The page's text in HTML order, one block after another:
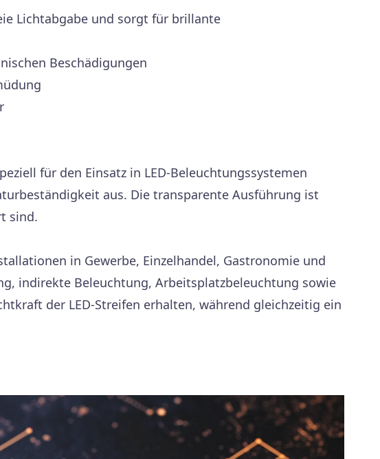
Lichtabgabe und sorgt für brillante
Beschädigungen
für den Einsatz in LED-Beleuchtungssystemen
aus. Die transparente Ausführung ist
sind.
in Gewerbe, Einzelhandel, Gastronomie und
indirekte Beleuchtung, Arbeitsplatzbeleuchtung sowie
der LED-Streifen erhalten, während gleichzeitig ein